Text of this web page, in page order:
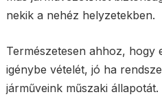
nekik a nehéz helyzetekben.
Természetesen ahhoz, hogy
igénybe vételét, jó ha
járműveink műszaki